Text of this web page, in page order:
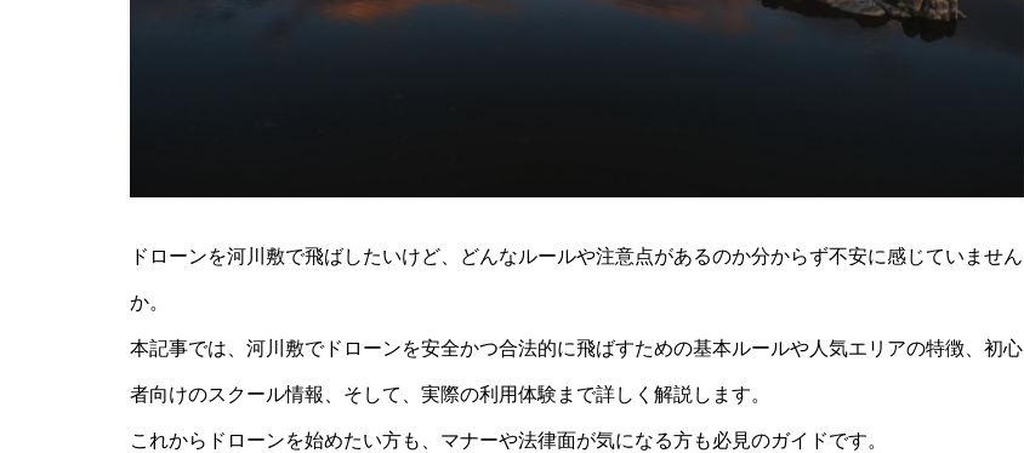
ドローンを河川敷で飛ばしたいけど、どんなルールや注意点があるのか分からず不安に感じていません
か。
本記事では、河川敷でドローンを安全かつ合法的に飛ばすための基本ルールや人気エリアの特徴、初心
者向けのスクール情報、そして、実際の利用体験まで詳しく解説します。
これからドローンを始めたい方も、マナーや法律面が気になる方も必見のガイドです。